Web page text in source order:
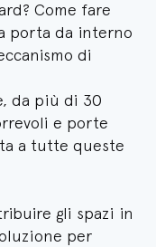
Come fare
porta da interno
di
da più di 30
e porte
a tutte queste
gli spazi in
per